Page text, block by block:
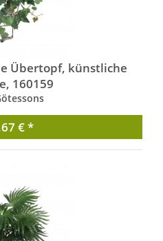
Übertopf, künstliche
160159
€ *